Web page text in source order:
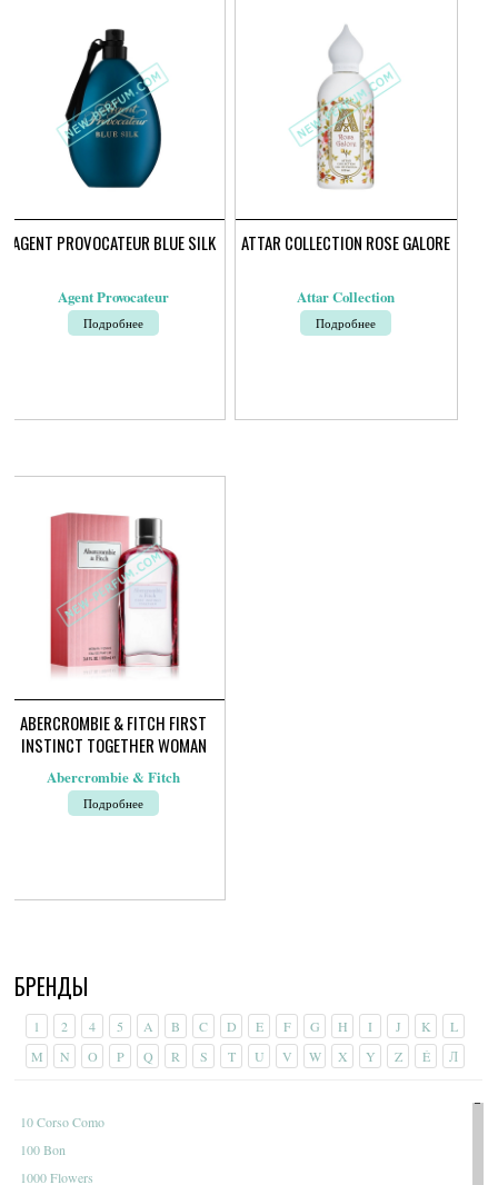
AGENT PROVOCATEUR BLUE SILK
Agent Provocateur
Подробнее
ATTAR COLLECTION ROSE GALORE
Attar Collection
Подробнее
ABERCROMBIE & FITCH FIRST
INSTINCT TOGETHER WOMAN
Abercrombie & Fitch
Подробнее
БРЕНДЫ
1 2 4 5 A B C D E F G H I J K
L
M
N O P Q R S T U V W X Y Z É Л
10 Corso Como
100 Bon
1000 Flowers